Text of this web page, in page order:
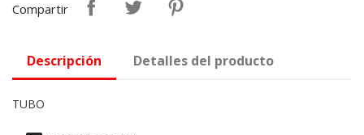
Compartir
Descripción Detalles del producto
TUBO